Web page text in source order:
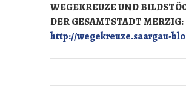
WEGEKREUZE UND
DER GESAMTSTADT MERZIG:
http://wegekreuze.saargau-